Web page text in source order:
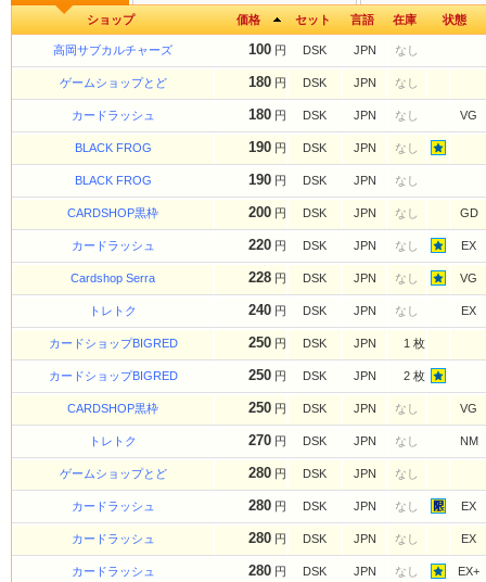
ショップ 価格 セット 言語 在庫 状態
高岡サブカルチャーズ 100 円 DSK JPN なし
ゲームショップとど 180 円 DSK JPN なし
カードラッシュ 180 円 DSK JPN なし VG
BLACK FROG 190 円 DSK JPN なし
BLACK FROG 190 円 DSK JPN なし
CARDSHOP黒枠 200 円 DSK JPN なし GD
カードラッシュ 220 円 DSK JPN なし EX
Cardshop Serra 228 円 DSK JPN なし VG
トレトク 240 円 DSK JPN なし EX
カードショップBIGRED 250 円 DSK JPN 1 枚
カードショップBIGRED 250 円 DSK JPN 2 枚
CARDSHOP黒枠 250 円 DSK JPN なし VG
トレトク 270 円 DSK JPN なし NM
ゲームショップとど 280 円 DSK JPN なし
カードラッシュ 280 円 DSK JPN なし EX
カードラッシュ 280 円 DSK JPN なし EX
カードラッシュ 280 円 DSK JPN なし EX+